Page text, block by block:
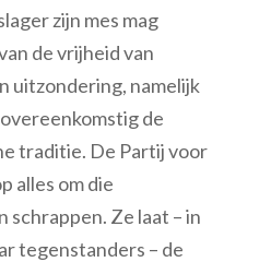
zijn mes mag
de vrijheid van
uitzondering, namelijk
de
traditie. De Partij voor
alles om die
Ze laat – in
tegenstanders – de